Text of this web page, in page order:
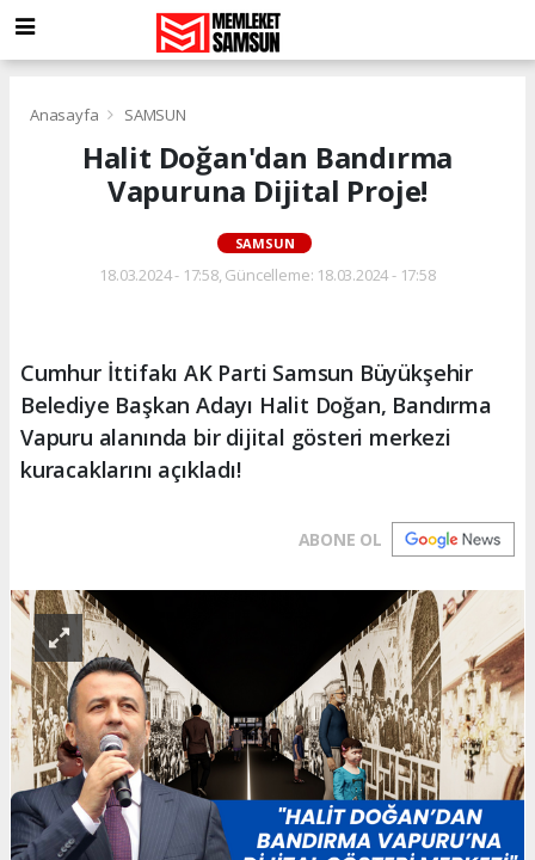
Anasayfa SAMSUN
Halit Doğan'dan Bandırma
Vapuruna Dijital Proje!
SAMSUN
18.03.2024 - 17:58, Güncelleme: 18.03.2024 - 17:58
Cumhur İttifakı AK Parti Samsun Büyükşehir
Belediye Başkan Adayı Halit Doğan, Bandırma
Vapuru alanında bir dijital gösteri merkezi
kuracaklarını açıkladı!
ABONE OL